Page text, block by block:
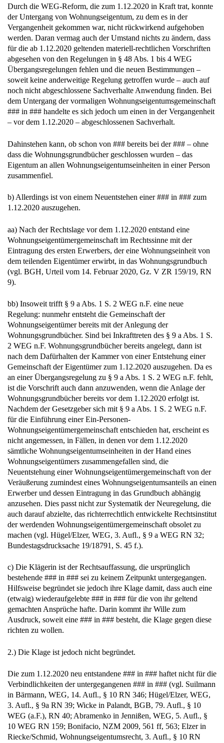
Durch die WEG-Reform, die zum 1.12.2020 in Kraft trat, konnte
der Untergang von Wohnungseigentum, zu dem es in der
Vergangenheit gekommen war, nicht rückwirkend aufgehoben
werden. Daran vermag auch der Umstand nichts zu ändern, dass
für die ab 1.12.2020 geltenden materiell-rechtlichen Vorschriften
abgesehen von den Regelungen in § 48 Abs. 1 bis 4 WEG
Übergangsregelungen fehlen und die neuen Bestimmungen –
soweit keine anderweitige Regelung getroffen wurde – auch auf
noch nicht abgeschlossene Sachverhalte Anwendung finden. Bei
dem Untergang der vormaligen Wohnungseigentumsgemeinschaft
### in ### handelte es sich jedoch um einen in der Vergangenheit
– vor dem 1.12.2020 – abgeschlossenen Sachverhalt.
Dahinstehen kann, ob schon von ### bereits bei der ### – ohne
dass die Wohnungsgrundbücher geschlossen wurden – das
Eigentum an allen Wohnungseigentumseinheiten in einer Person
zusammenfiel.
b) Allerdings ist von einem Neuentstehen einer ### in ### zum
1.12.2020 auszugehen.
aa) Nach der Rechtslage vor dem 1.12.2020 entstand eine
Wohnungseigentümergemeinschaft im Rechtssinne mit der
Eintragung des ersten Erwerbers, der eine Wohnungseinheit von
dem teilenden Eigentümer erwirbt, in das Wohnungsgrundbuch
(vgl. BGH, Urteil vom 14. Februar 2020, Gz. V ZR 159/19, RN
9).
bb) Insoweit trifft § 9 a Abs. 1 S. 2 WEG n.F. eine neue
Regelung: nunmehr entsteht die Gemeinschaft der
Wohnungseigentümer bereits mit der Anlegung der
Wohnungsgrundbücher. Sind bei Inkrafttreten des § 9 a Abs. 1 S.
2 WEG n.F. Wohnungsgrundbücher bereits angelegt, dann ist
nach dem Dafürhalten der Kammer von einer Entstehung einer
Gemeinschaft der Eigentümer zum 1.12.2020 auszugehen. Da es
an einer Übergangsregelung zu § 9 a Abs. 1 S. 2 WEG n.F. fehlt,
ist die Vorschrift auch dann anzuwenden, wenn die Anlage der
Wohnungsgrundbücher bereits vor dem 1.12.2020 erfolgt ist.
Nachdem der Gesetzgeber sich mit § 9 a Abs. 1 S. 2 WEG n.F.
für die Einführung einer Ein-Personen-
Wohnungseigentümergemeinschaft entschieden hat, erscheint es
nicht angemessen, in Fällen, in denen vor dem 1.12.2020
sämtliche Wohnungseigentumseinheiten in der Hand eines
Wohnungseigentümers zusammengefallen sind, die
Neuentstehung einer Wohnungseigentümergemeinschaft von der
Veräußerung zumindest eines Wohnungseigentumsanteils an einen
Erwerber und dessen Eintragung in das Grundbuch abhängig
anzusehen. Dies passt nicht zur Systematik der Neuregelung, die
auch darauf abzielte, das richterrechtlich entwickelte Rechtsinstitut
der werdenden Wohnungseigentümergemeinschaft obsolet zu
machen (vgl. Hügel/Elzer, WEG, 3. Aufl., § 9 a WEG RN 32;
Bundestagsdrucksache 19/18791, S. 45 f.).
c) Die Klägerin ist der Rechtsauffassung, die ursprünglich
bestehende ### in ### sei zu keinem Zeitpunkt untergegangen.
Hilfsweise begründet sie jedoch ihre Klage damit, dass auch eine
(etwaig) wiederaufgelebte ### in ### für die von ihr geltend
gemachten Ansprüche hafte. Darin kommt ihr Wille zum
Ausdruck, soweit eine ### in ### besteht, die Klage gegen diese
richten zu wollen.
2.) Die Klage ist jedoch nicht begründet.
Die zum 1.12.2020 neu entstandene ### in ### haftet nicht für die
Verbindlichkeiten der untergegangenen ### in ### (vgl. Suilmann
in Bärmann, WEG, 14. Aufl., § 10 RN 346; Hügel/Elzer, WEG,
3. Aufl., § 9a RN 39; Wicke in Palandt, BGB, 79. Aufl., § 10
WEG (a.F.), RN 40; Abramenko in Jennißen, WEG, 5. Aufl., §
10 WEG RN 159; Bonifacio, NZM 2009, 561 ff, 563; Elzer in
Riecke/Schmid, Wohnungseigentumsrecht, 3. Aufl., § 10 RN